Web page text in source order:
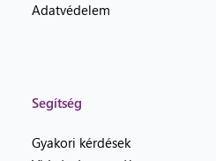
Adatvédelem
Segítség
Gyakori kérdések